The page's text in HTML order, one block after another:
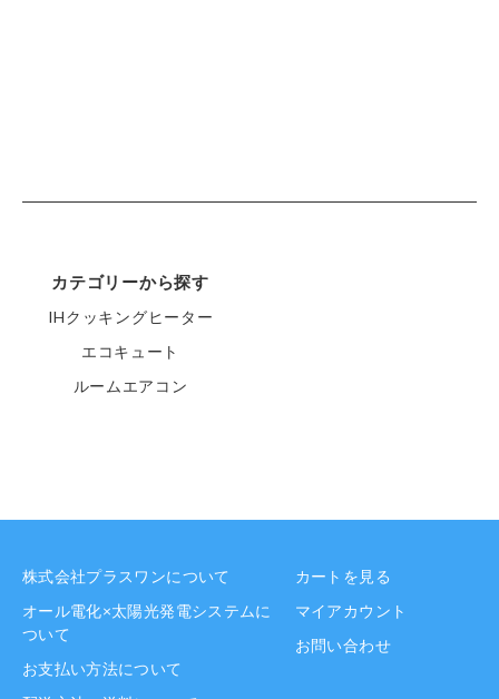
カテゴリーから探す
IHクッキングヒーター
エコキュート
ルームエアコン
株式会社プラスワンについて
オール電化×太陽光発電システムに
ついて
お支払い方法について
カートを見る
マイアカウント
お問い合わせ